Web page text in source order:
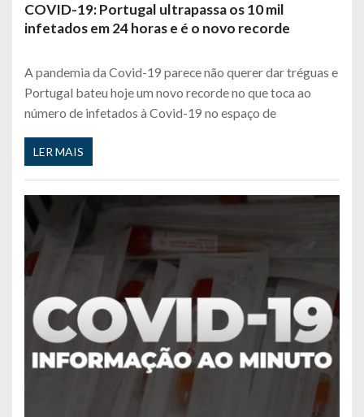
COVID-19: Portugal ultrapassa os 10 mil
infetados em 24 horas e é o novo recorde
A pandemia da Covid-19 parece não querer dar tréguas e
Portugal bateu hoje um novo recorde no que toca ao
número de infetados à Covid-19 no espaço de
LER MAIS